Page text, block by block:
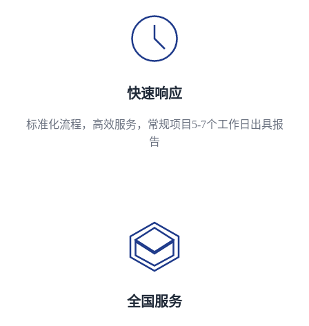
快速响应
标准化流程，高效服务，常规项目5-7个工作日出具报
告
全国服务